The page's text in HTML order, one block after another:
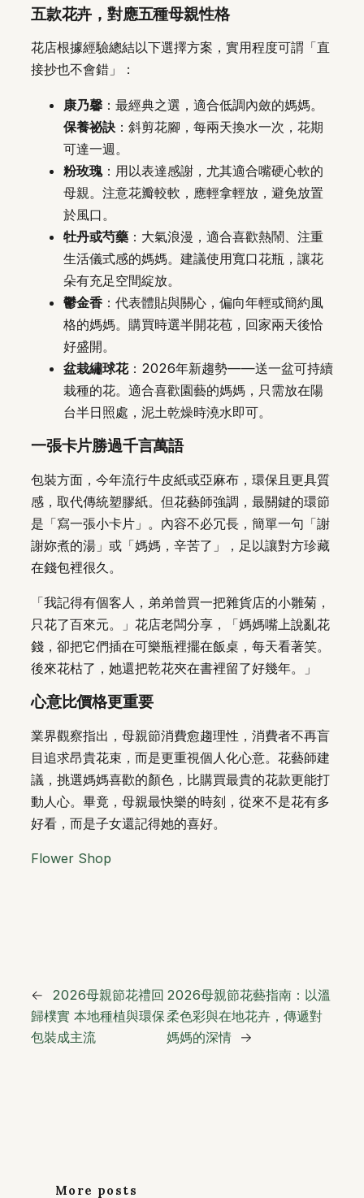
五款花卉，對應五種母親性格
花店根據經驗總結以下選擇方案，實用程度可謂「直
接抄也不會錯」：
康乃馨 ：最經典之選，適合低調內斂的媽媽。
保養祕訣 ：斜剪花腳，每兩天換水一次，花期
可達一週。
粉玫瑰：用以表達感謝，尤其適合嘴硬心軟的
母親。注意花瓣較軟，應輕拿輕放，避免放置
於風口。
牡丹或芍藥 ：大氣浪漫，適合喜歡熱鬧、注重
生活儀式感的媽媽。建議使用寬口花瓶，讓花
朵有充足空間綻放。
鬱金香 ：代表體貼與關心，偏向年輕或簡約風
格的媽媽。購買時選半開花苞，回家兩天後恰
好盛開。
盆栽繡球花：2026年新趨勢——送一盆可持續
栽種的花。適合喜歡園藝的媽媽，只需放在陽
台半日照處，泥土乾燥時澆水即可。
一張卡片勝過千言萬語
包裝方面，今年流行牛皮紙或亞麻布，環保且更具質
感，取代傳統塑膠紙。但花藝師強調，最關鍵的環節
是「寫一張小卡片」。內容不必冗長，簡單一句「謝
謝妳煮的湯」或「媽媽，辛苦了」，足以讓對方珍藏
在錢包裡很久。
「我記得有個客人，弟弟曾買一把雜貨店的小雛菊，
只花了百來元。」花店老闆分享，「媽媽嘴上說亂花
錢，卻把它們插在可樂瓶裡擺在飯桌，每天看著笑。
後來花枯了，她還把乾花夾在書裡留了好幾年。」
心意比價格更重要
業界觀察指出，母親節消費愈趨理性，消費者不再盲
目追求昂貴花束，而是更重視個人化心意。花藝師建
議，挑選媽媽喜歡的顏色，比購買最貴的花款更能打
動人心。畢竟，母親最快樂的時刻，從來不是花有多
好看，而是子女還記得她的喜好。
Flower Shop
←
2026母親節花禮回
歸樸實 本地種植與環保
包裝成主流
2026母親節花藝指南：以溫
柔色彩與在地花卉，傳遞對
媽媽的深情 →
More posts